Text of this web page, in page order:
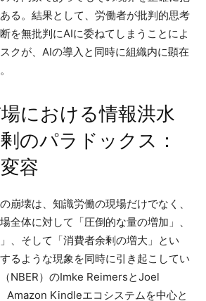
る。結果として、労働者が批判的思考
を無批判にAIに委ねてしまうことによ
クが、AIの導入と同時に組織内に顕在
における情報洪水
のパラドックス：
容
崩壊は、知識労働の現場だけでなく、
全体に対して「圧倒的な量の増加」、
、そして「消費者余剰の増大」とい
るような現象を同時に引き起こしてい
NBER）のImke ReimersとJoel
Amazon Kindleエコシステムを中心と